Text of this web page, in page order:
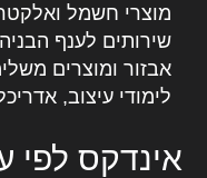
מוצרי חשמל
שירותים לענף הבניה
אבזור ומוצרים
לימודי עיצוב,
אינדקס לפי